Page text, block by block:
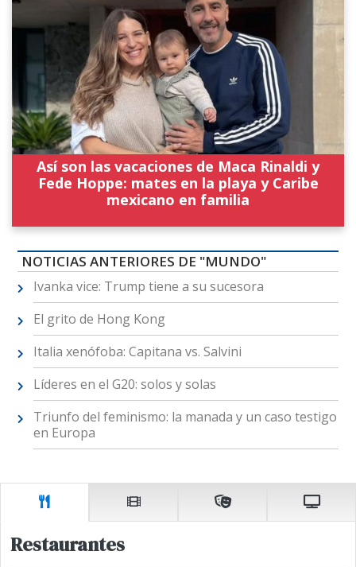
Así son las vacaciones de Maca Rinaldi y
Fede Hoppe: mates en la playa y Caribe
mexicano en familia
NOTICIAS ANTERIORES DE "MUNDO"
Ivanka vice: Trump tiene a su sucesora
El grito de Hong Kong
Italia xenófoba: Capitana vs. Salvini
Líderes en el G20: solos y solas
Triunfo del feminismo: la manada y un caso testigo
en Europa
Restaurantes